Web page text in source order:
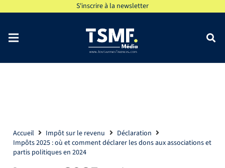
S'inscrire à la newsletter
Accueil Impôt sur le revenu
Déclaration
Impôts 2025 : où et comment déclarer les dons aux associations et
partis politiques en 2024